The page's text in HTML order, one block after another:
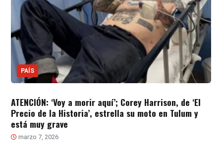
PAÍS
ATENCIÓN: ‘Voy a morir aquí’; Corey Harrison, de ‘El
Precio de la Historia’, estrella su moto en Tulum y
está muy grave
marzo 7, 2026